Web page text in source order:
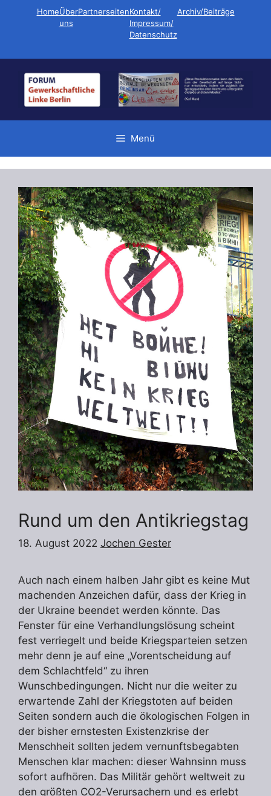
HomeÜber
uns
PartnerseitenKontakt/
Impressum/
Datenschutz
Archiv/Beiträge
Menü
Rund um den Antikriegstag
18. August 2022 Jochen Gester
Auch nach einem halben Jahr gibt es keine Mut
machenden Anzeichen dafür, dass der Krieg in
der Ukraine beendet werden könnte. Das
Fenster für eine Verhandlungslösung scheint
fest verriegelt und beide Kriegsparteien setzen
mehr denn je auf eine „Vorentscheidung auf
dem Schlachtfeld“ zu ihren
Wunschbedingungen. Nicht nur die weiter zu
erwartende Zahl der Kriegstoten auf beiden
Seiten sondern auch die ökologischen Folgen in
der bisher ernstesten Existenzkrise der
Menschheit sollten jedem vernunftsbegabten
Menschen klar machen: dieser Wahnsinn muss
sofort aufhören. Das Militär gehört weltweit zu
den größten CO2-Verursachern und es erlebt